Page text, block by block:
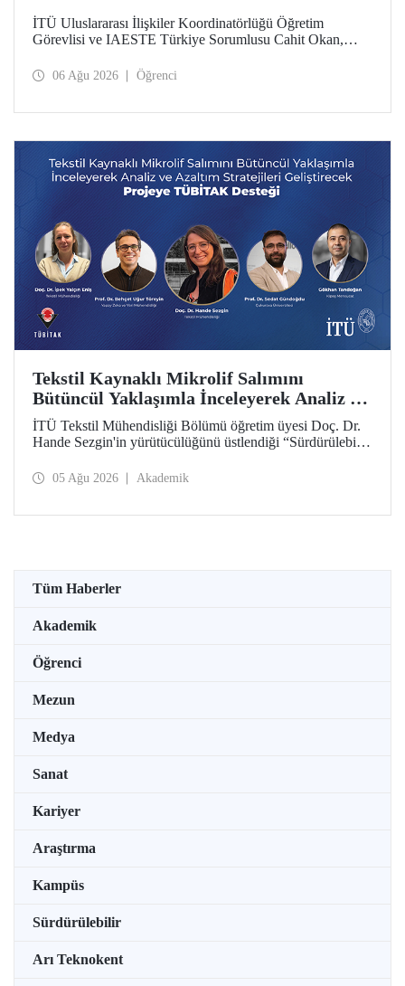
İTÜ Uluslararası İlişkiler Koordinatörlüğü Öğretim
Görevlisi ve IAESTE Türkiye Sorumlusu Cahit Okan,
Temmuz tarihlerinde ABD’de dünyanın önde gelen
06 Ağu 2026 Öğrenci
Tekstil Kaynaklı Mikrolif Salımını
Bütüncül Yaklaşımla İnceleyerek Analiz ve
Azaltım Stratejileri Geliştirecek Projeye
TÜBİTAK Desteği
İTÜ Tekstil Mühendisliği Bölümü öğretim üyesi Doç. Dr.
Hande Sezgin'in yürütücülüğünü üstlendiği “Sürdürülebilir
Koşullarına Bağlı Mikrolif Salımı: Aşınma, UV Maruziyeti
05 Ağu 2026 Akademik
Tüm Haberler
Akademik
Öğrenci
Mezun
Medya
Sanat
Kariyer
Araştırma
Kampüs
Sürdürülebilir
Arı Teknokent